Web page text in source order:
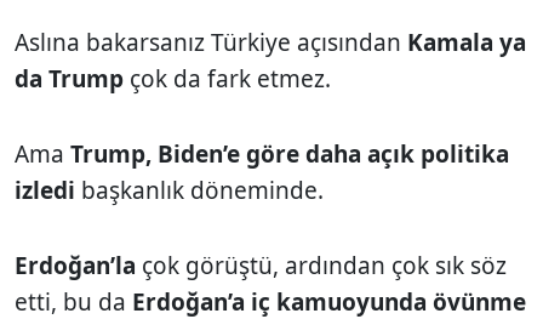
Aslına bakarsanız Türkiye açısından Kamala ya
da Trump çok da fark etmez.
Ama Trump, Biden’e göre daha açık politika
izledi başkanlık döneminde.
Erdoğan’la çok görüştü, ardından çok sık söz
etti, bu da Erdoğan’a iç kamuoyunda övünme